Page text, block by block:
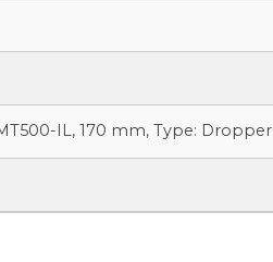
IL, 170 mm, Type: Dropper